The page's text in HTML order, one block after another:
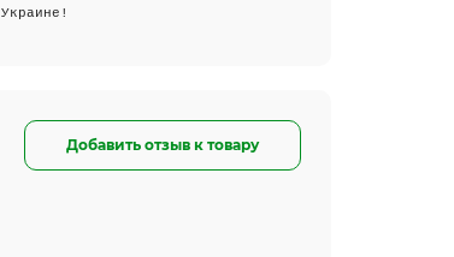
Украине!
Добавить отзыв к товару